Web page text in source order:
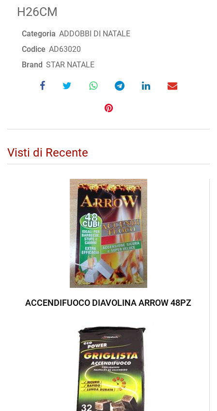
H26CM
Categoria ADDOBBI DI NATALE
Codice AD63020
Brand STAR NATALE
Visti di Recente
ACCENDIFUOCO DIAVOLINA ARROW 48PZ